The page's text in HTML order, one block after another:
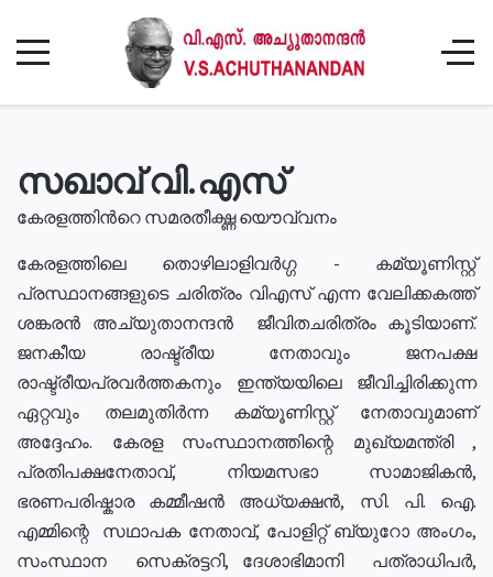
സഖാവ് വി.എസ്
കേരളത്തിൻറെ സമരതീക്ഷ്ണ യൌവ്വനം
കേരളത്തിലെ തൊഴിലാളിവർഗ്ഗ - കമ്യൂണിസ്റ്റ്
പ്രസ്ഥാനങ്ങളുടെ ചരിത്രം വിഎസ് എന്ന വേലിക്കകത്ത്
ശങ്കരൻ അച്യുതാനന്ദൻ ജീവിതചരിത്രം കൂടിയാണ്.
ജനകീയ രാഷ്ട്രീയ നേതാവും ജനപക്ഷ
രാഷ്ട്രീയപ്രവർത്തകനും ഇന്ത്യയിലെ ജീവിച്ചിരിക്കുന്ന
ഏറ്റവും തലമുതിർന്ന കമ്യൂണിസ്റ്റ് നേതാവുമാണ്
അദ്ദേഹം. കേരള സംസ്ഥാനത്തിന്റെ മുഖ്യമന്ത്രി ,
പ്രതിപക്ഷനേതാവ്, നിയമസഭാ സാമാജികൻ,
ഭരണപരിഷ്കാര കമ്മീഷൻ അധ്യക്ഷൻ, സി. പി. ഐ.
എമ്മിന്റെ സഥാപക നേതാവ്, പോളിറ്റ് ബ്യുറോ അംഗം,
സംസ്ഥാന സെക്രട്ടറി, ദേശാഭിമാനി പത്രാധിപർ,